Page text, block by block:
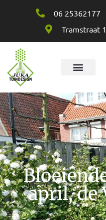
06 25362177
Tramstraat
april, de